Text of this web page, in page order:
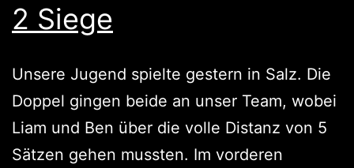
2 Siege
Unsere Jugend spielte gestern in Salz. Die
Doppel gingen beide an unser Team, wobei
Liam und Ben über die volle Distanz von 5
Sätzen gehen mussten. Im vorderen